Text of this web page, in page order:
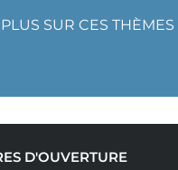
SUR CES THÈMES
D'OUVERTURE